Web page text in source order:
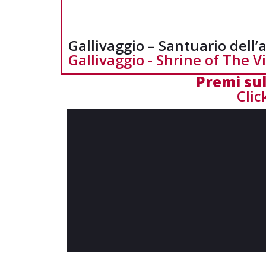
Gallivaggio – Santuario
Gallivaggio - Shrine of The
Premi